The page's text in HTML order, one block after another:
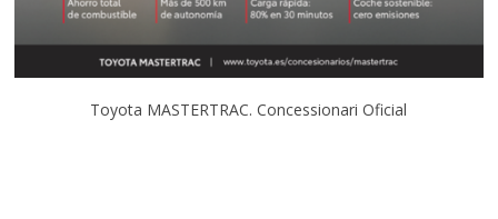
Toyota MASTERTRAC. Concessionari Oficial